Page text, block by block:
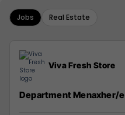
Jobs Real Estate
Viva Fresh Store
Department Menaxher/e